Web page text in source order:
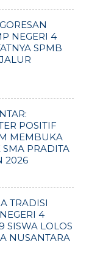
NEGERI 4
SPMB
POSITIF
MEMBUKA
SMA PRADITA
2026
TRADISI
4
SISWA LOLOS
NUSANTARA